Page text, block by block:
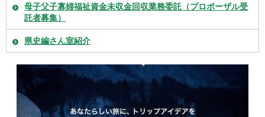
母子父子寡婦福祉資金未収金回収業務委託（プロポーザル受
託者募集）
県史編さん室紹介